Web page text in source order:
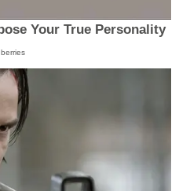
Your True Personality